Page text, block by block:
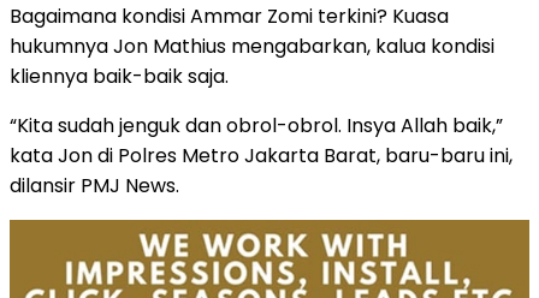
Bagaimana kondisi Ammar Zomi terkini? Kuasa
hukumnya Jon Mathius mengabarkan, kalua kondisi
kliennya baik-baik saja.
“Kita sudah jenguk dan obrol-obrol. Insya Allah baik,”
kata Jon di Polres Metro Jakarta Barat, baru-baru ini,
dilansir PMJ News.